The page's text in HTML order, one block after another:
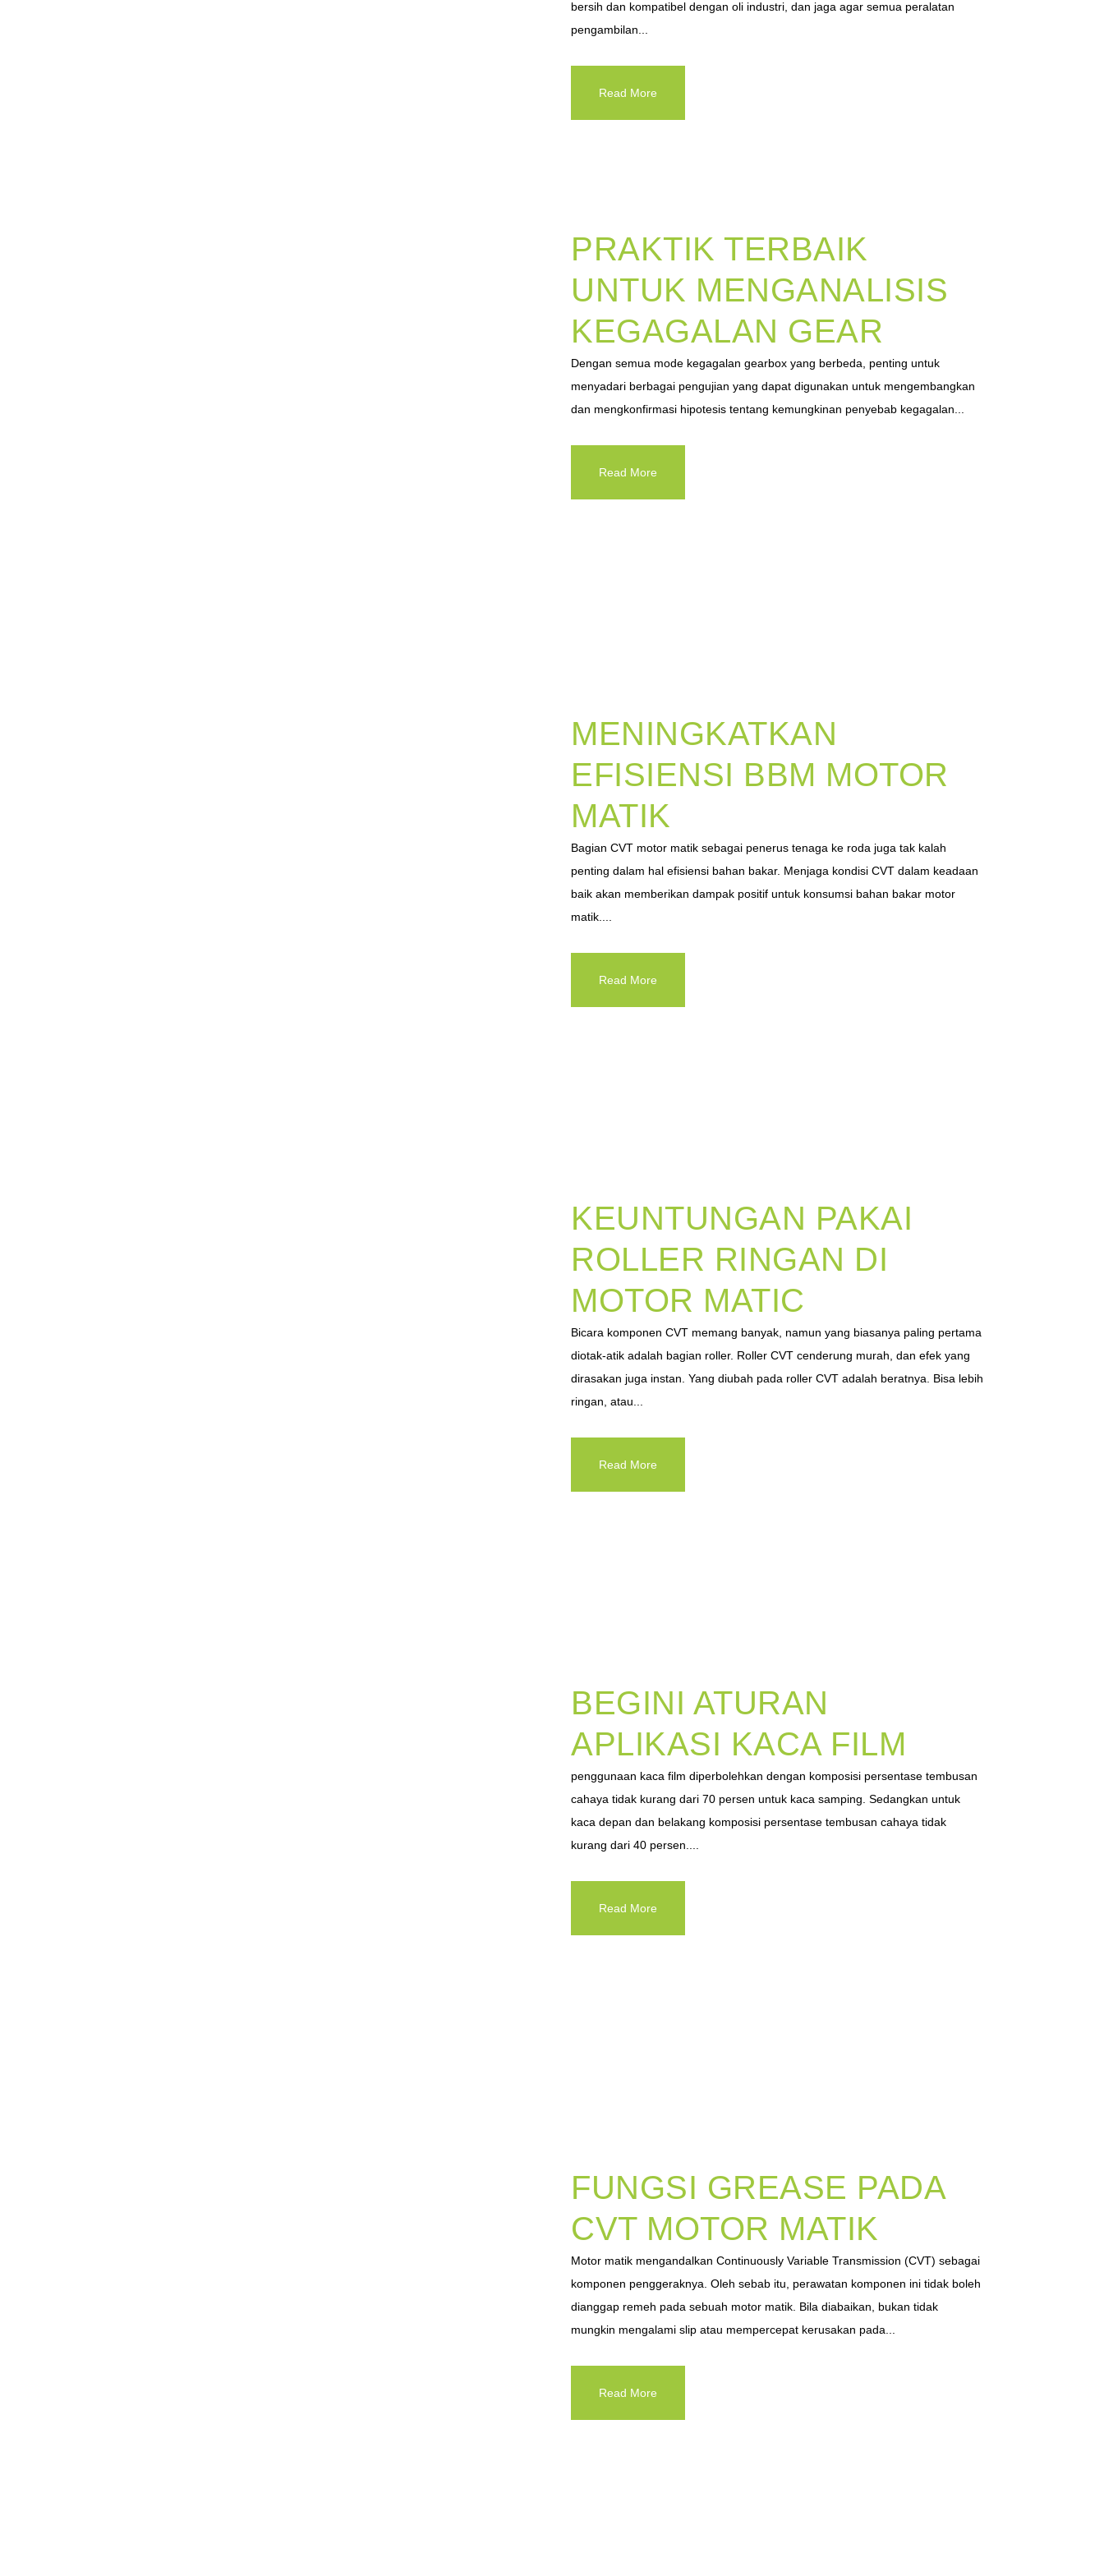
bersih dan kompatibel dengan oli industri, dan jaga agar semua peralatan
pengambilan...
Read More
PRAKTIK TERBAIK
UNTUK MENGANALISIS
KEGAGALAN GEAR
Dengan semua mode kegagalan gearbox yang berbeda, penting untuk
menyadari berbagai pengujian yang dapat digunakan untuk mengembangkan
dan mengkonfirmasi hipotesis tentang kemungkinan penyebab kegagalan...
Read More
MENINGKATKAN
EFISIENSI BBM MOTOR
MATIK
Bagian CVT motor matik sebagai penerus tenaga ke roda juga tak kalah
penting dalam hal efisiensi bahan bakar. Menjaga kondisi CVT dalam keadaan
baik akan memberikan dampak positif untuk konsumsi bahan bakar motor
matik....
Read More
KEUNTUNGAN PAKAI
ROLLER RINGAN DI
MOTOR MATIC
Bicara komponen CVT memang banyak, namun yang biasanya paling pertama
diotak-atik adalah bagian roller. Roller CVT cenderung murah, dan efek yang
dirasakan juga instan. Yang diubah pada roller CVT adalah beratnya. Bisa lebih
ringan, atau...
Read More
BEGINI ATURAN
APLIKASI KACA FILM
penggunaan kaca film diperbolehkan dengan komposisi persentase tembusan
cahaya tidak kurang dari 70 persen untuk kaca samping. Sedangkan untuk
kaca depan dan belakang komposisi persentase tembusan cahaya tidak
kurang dari 40 persen....
Read More
FUNGSI GREASE PADA
CVT MOTOR MATIK
Motor matik mengandalkan Continuously Variable Transmission (CVT) sebagai
komponen penggeraknya. Oleh sebab itu, perawatan komponen ini tidak boleh
dianggap remeh pada sebuah motor matik. Bila diabaikan, bukan tidak
mungkin mengalami slip atau mempercepat kerusakan pada...
Read More